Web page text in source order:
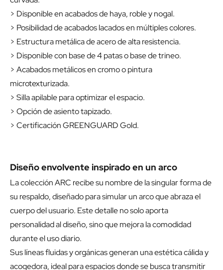
> Disponible en acabados de haya, roble y nogal.
> Posibilidad de acabados lacados en múltiples colores.
> Estructura metálica de acero de alta resistencia.
> Disponible con base de 4 patas o base de trineo.
> Acabados metálicos en cromo o pintura
microtexturizada.
> Silla apilable para optimizar el espacio.
> Opción de asiento tapizado.
> Certificación GREENGUARD Gold.
Diseño envolvente inspirado en un arco
La colección ARC recibe su nombre de la singular forma de
su respaldo, diseñado para simular un arco que abraza el
cuerpo del usuario. Este detalle no solo aporta
personalidad al diseño, sino que mejora la comodidad
durante el uso diario.
Sus líneas fluidas y orgánicas generan una estética cálida y
acogedora, ideal para espacios donde se busca transmitir